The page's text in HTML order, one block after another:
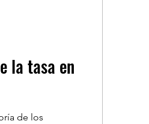
la tasa en
de los